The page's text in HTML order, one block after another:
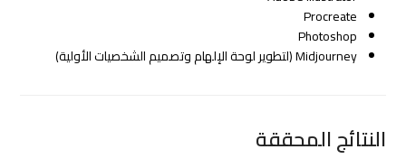
Procreate
Photoshop
Midjourney (لتطوير لوحة الإلهام وتصميم الشخصيات الأولية)
النتائج المحققة